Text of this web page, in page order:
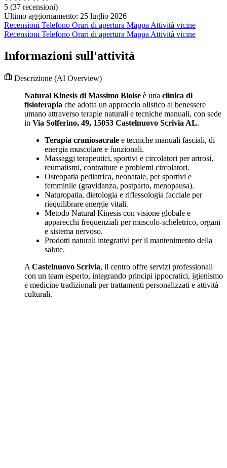
5 (37 recensioni)
Ultimo aggiornamento: 25 luglio 2026
Recensioni Telefono Orari di apertura Mappa Attività vicine
Recensioni Telefono Orari di apertura Mappa Attività vicine
Informazioni sull'attività
Descrizione (AI Overview)
Natural Kinesis di Massimo Bloise è una clinica di
fisioterapia che adotta un approccio olistico al benessere
umano attraverso terapie naturali e tecniche manuali, con sede
in Via Solferino, 49, 15053 Castelnuovo Scrivia AL.
Terapia craniosacrale e tecniche manuali fasciali, di
energia muscolare e funzionali.
Massaggi terapeutici, sportivi e circolatori per artrosi,
reumatismi, contratture e problemi circolatori.
Osteopatia pediatrica, neonatale, per sportivi e
femminile (gravidanza, postparto, menopausa).
Naturopatia, dietologia e riflessologia facciale per
riequilibrare energie vitali.
Metodo Natural Kinesis con visione globale e
apparecchi frequenziali per muscolo-scheletrico, organi
e sistema nervoso.
Prodotti naturali integrativi per il mantenimento della
salute.
A Castelnuovo Scrivia, il centro offre servizi professionali
con un team esperto, integrando principi ippocratici, igienismo
e medicine tradizionali per trattamenti personalizzati e attività
culturali.